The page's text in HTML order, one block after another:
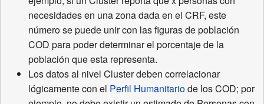
necesidades en una zona dada en el CRF, este
número se puede unir con las figuras de población
COD para poder determinar el porcentaje de la
población que esta representa.
Los datos al nivel Cluster deben correlacionar
lógicamente con el Perfil Humanitariode los COD; por